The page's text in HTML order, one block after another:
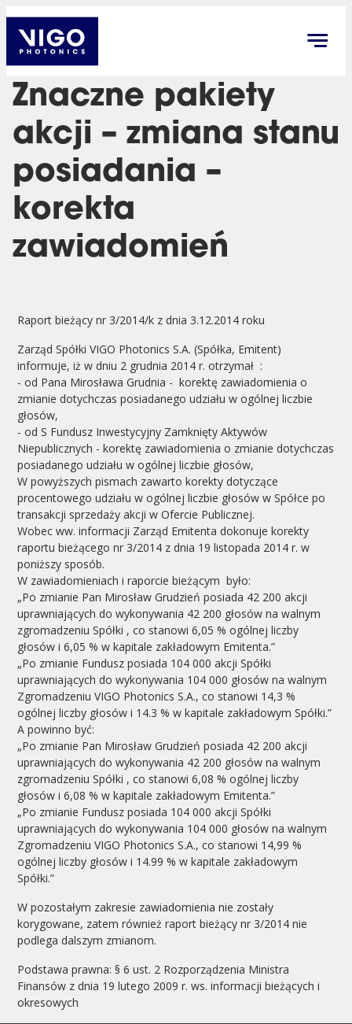
Znaczne pakiety
akcji – zmiana stanu
posiadania –
korekta
zawiadomień
Raport bieżący nr 3/2014/k z dnia 3.12.2014 roku
Zarząd Spółki VIGO Photonics S.A. (Spółka, Emitent)
informuje, iż w dniu 2 grudnia 2014 r. otrzymał :
- od Pana Mirosława Grudnia - korektę zawiadomienia o
zmianie dotychczas posiadanego udziału w ogólnej liczbie
głosów,
- od S Fundusz Inwestycyjny Zamknięty Aktywów
Niepublicznych - korektę zawiadomienia o zmianie dotychczas
posiadanego udziału w ogólnej liczbie głosów,
W powyższych pismach zawarto korekty dotyczące
procentowego udziału w ogólnej liczbie głosów w Spółce po
transakcji sprzedaży akcji w Ofercie Publicznej.
Wobec ww. informacji Zarząd Emitenta dokonuje korekty
raportu bieżącego nr 3/2014 z dnia 19 listopada 2014 r. w
poniższy sposób.
W zawiadomieniach i raporcie bieżącym było:
„Po zmianie Pan Mirosław Grudzień posiada 42 200 akcji
uprawniających do wykonywania 42 200 głosów na walnym
zgromadzeniu Spółki , co stanowi 6,05 % ogólnej liczby
głosów i 6,05 % w kapitale zakładowym Emitenta.”
„Po zmianie Fundusz posiada 104 000 akcji Spółki
uprawniających do wykonywania 104 000 głosów na walnym
Zgromadzeniu VIGO Photonics S.A., co stanowi 14,3 %
ogólnej liczby głosów i 14.3 % w kapitale zakładowym Spółki.”
A powinno być:
„Po zmianie Pan Mirosław Grudzień posiada 42 200 akcji
uprawniających do wykonywania 42 200 głosów na walnym
zgromadzeniu Spółki , co stanowi 6,08 % ogólnej liczby
głosów i 6,08 % w kapitale zakładowym Emitenta.”
„Po zmianie Fundusz posiada 104 000 akcji Spółki
uprawniających do wykonywania 104 000 głosów na walnym
Zgromadzeniu VIGO Photonics S.A., co stanowi 14,99 %
ogólnej liczby głosów i 14.99 % w kapitale zakładowym
Spółki.”
W pozostałym zakresie zawiadomienia nie zostały
korygowane, zatem również raport bieżący nr 3/2014 nie
podlega dalszym zmianom.
Podstawa prawna: § 6 ust. 2 Rozporządzenia Ministra
Finansów z dnia 19 lutego 2009 r. ws. informacji bieżących i
okresowych